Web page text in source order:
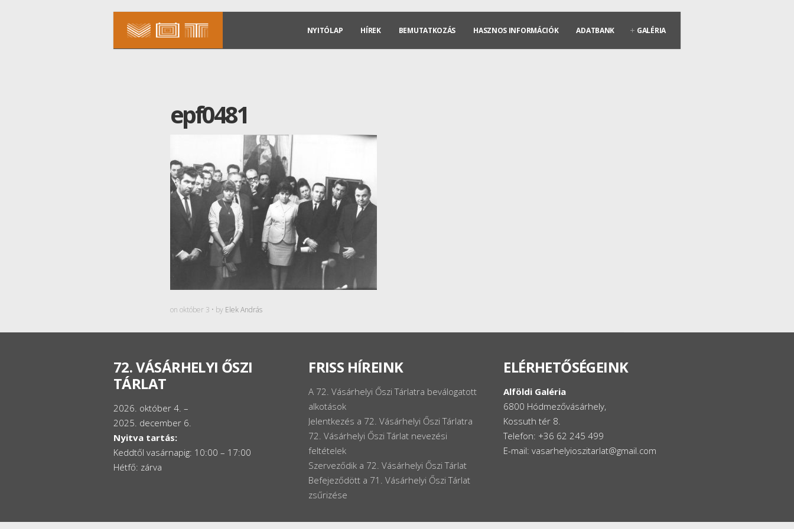
NYITÓLAP HÍREK BEMUTATKOZÁS HASZNOS INFORMÁCIÓK ADATBANK GALÉRIA
epf0481
on október 3 • by Elek András
72. VÁSÁRHELYI ŐSZI
TÁRLAT
2026. október 4. –
2025. december 6.
Nyitva tartás:
Keddtől vasárnapig: 10:00 – 17:00
Hétfő: zárva
FRISS HÍREINK
A 72. Vásárhelyi Őszi Tárlatra beválogatott
alkotások
Jelentkezés a 72. Vásárhelyi Őszi Tárlatra
72. Vásárhelyi Őszi Tárlat nevezési
feltételek
Szerveződik a 72. Vásárhelyi Őszi Tárlat
Befejeződött a 71. Vásárhelyi Őszi Tárlat
zsűrizése
ELÉRHETŐSÉGEINK
Alföldi Galéria
6800 Hódmezővásárhely,
Kossuth tér 8.
Telefon: +36 62 245 499
E-mail: vasarhelyioszitarlat@gmail.com